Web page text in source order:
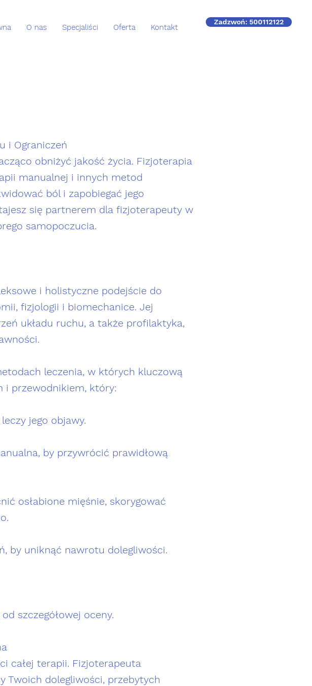
Zadzwoń: 500112122
O nas Specjaliści Oferta Kontakt
i Ograniczeń
obniżyć jakość życia. Fizjoterapia
manualnej i innych metod
ból i zapobiegać jego
się partnerem dla fizjoterapeuty w
samopoczucia.
i holistyczne podejście do
fizjologii i biomechanice. Jej
układu ruchu, a także profilaktyka,
leczenia, w których kluczową
i przewodnikiem, który:
jego objawy.
by przywrócić prawidłową
osłabione mięśnie, skorygować
by uniknąć nawrotu dolegliwości.
szczegółowej oceny.
całej terapii. Fizjoterapeuta
Twoich dolegliwości, przebytych